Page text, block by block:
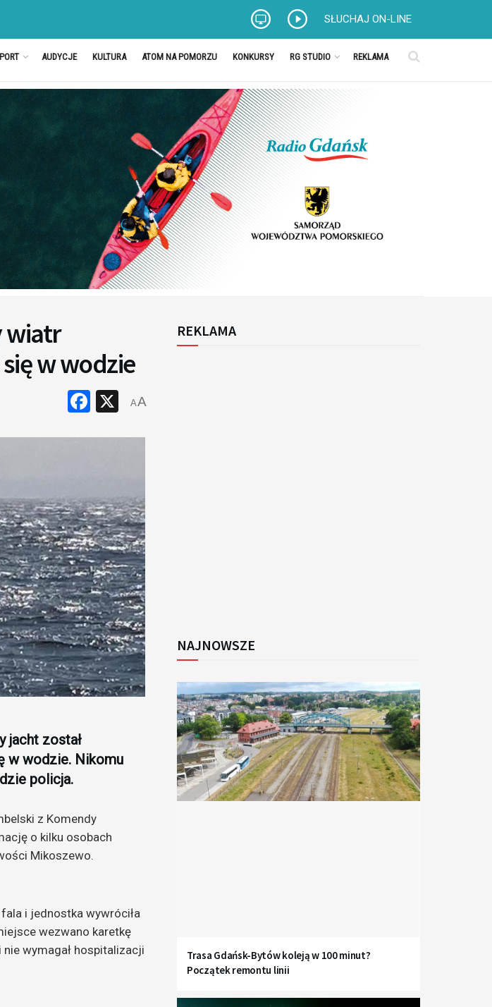
SŁUCHAJ ON-LINE
AUDYCJE KULTURA ATOM NA POMORZU KONKURSY RG STUDIO REKLAMA
wiatr
w wodzie
Facebook
X
AA
jacht został
w wodzie. Nikomu
policja.
z Komendy
o kilku osobach
Mikoszewo.
i jednostka wywróciła
wezwano karetkę
wymagał hospitalizacji
REKLAMA
NAJNOWSZE
Trasa Gdańsk-Bytów koleją w 100 minut?
Początek remontu linii